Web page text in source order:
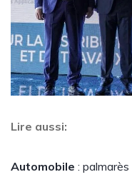
Lire aussi:
Automobile :